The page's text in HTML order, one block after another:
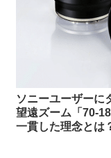
ソニーユーザーに
望遠ズーム「70-
一貫した理念とは